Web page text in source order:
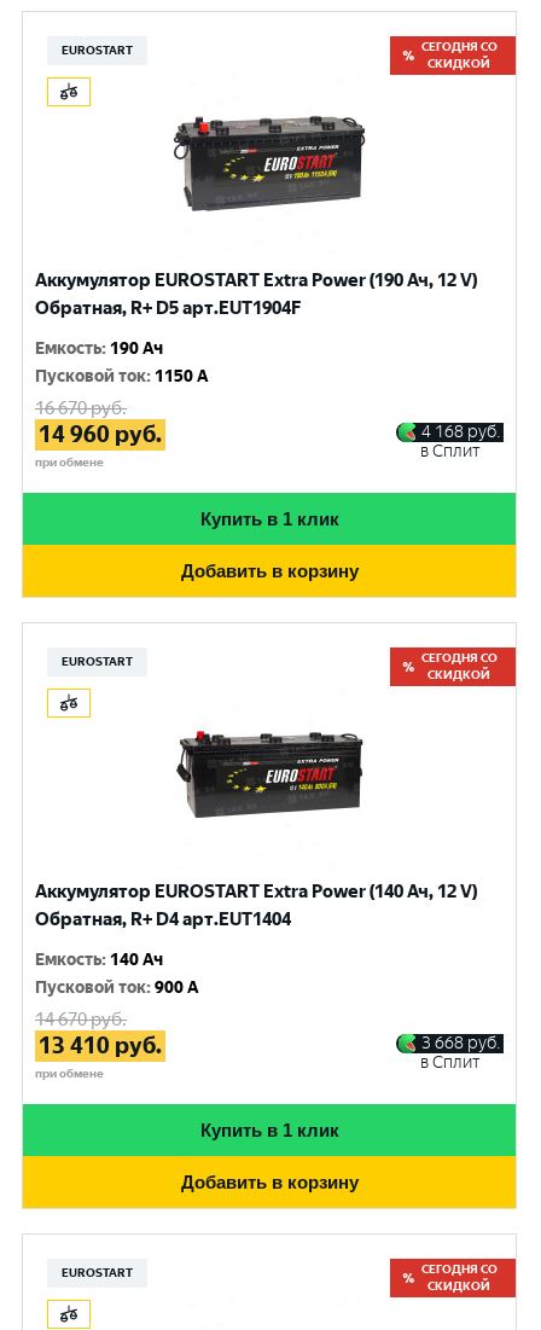
EUROSTART
СЕГОДНЯ СО
СКИДКОЙ
Аккумулятор EUROSTART Extra Power (190 Ач, 12 V)
Обратная, R+ D5 арт.EUT1904F
Емкость: 190 Ач
Пусковой ток: 1150 A
16 670руб.
14 960 руб.
при обмене
4 168 руб.
в Сплит
Купить в 1 клик
Добавить в корзину
EUROSTART
СЕГОДНЯ СО
СКИДКОЙ
Аккумулятор EUROSTART Extra Power (140 Ач, 12 V)
Обратная, R+ D4 арт.EUT1404
Емкость: 140 Ач
Пусковой ток:900 A
14 670руб.
13 410 руб.
при обмене
3 668 руб.
в Сплит
Купить в 1 клик
Добавить в корзину
EUROSTART
СЕГОДНЯ СО
СКИДКОЙ